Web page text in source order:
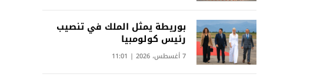
بوريطة يمثل الملك في تنصيب
رئيس كولومبيا
7 أغسطس، 2026 | 11:01